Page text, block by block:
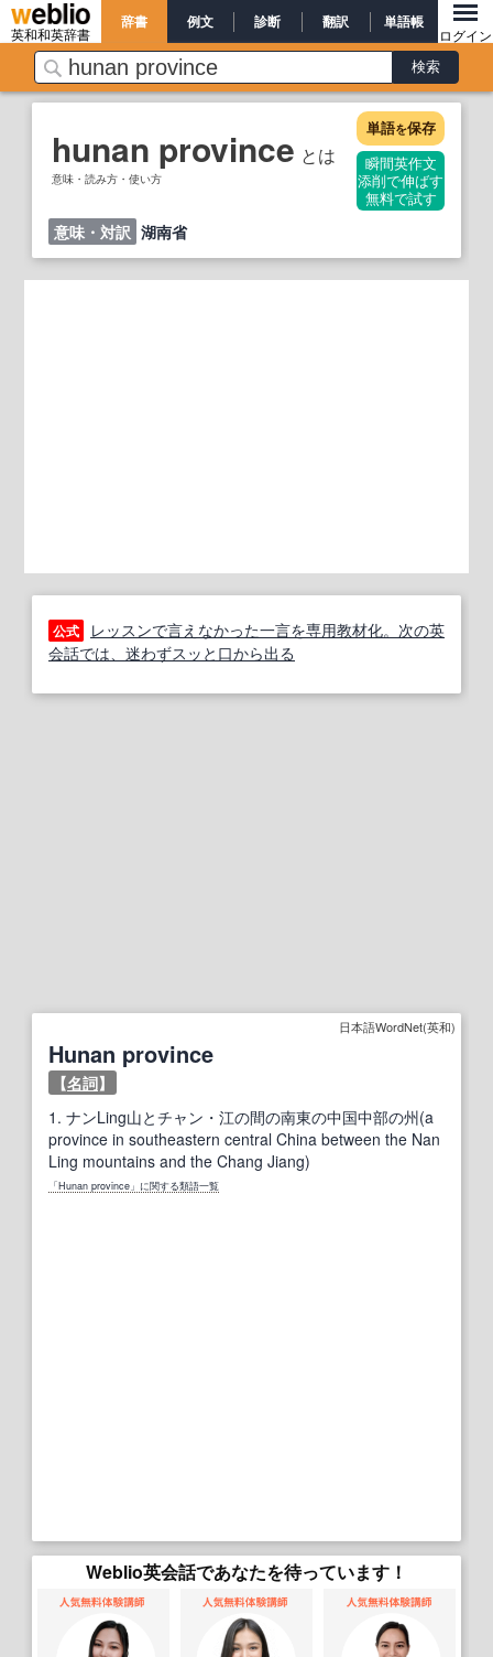
英和和英辞書
辞書 例文 診断 翻訳 単語帳
ログイン
hunan province とは
意味・読み方・使い方
単語を保存
瞬間英作文
添削で伸ばす
無料で試す
意味・対訳 湖南省
公式
レッスンで言えなかった一言を専用教材化。次の英
会話では、迷わずスッと口から出る
日本語WordNet(英和)
Hunan province
【名詞】
1. ナンLing山とチャン・江の間の南東の中国中部の州(a
province in southeastern central China between the Nan
Ling mountains and the Chang Jiang)
「Hunan province」に関する類語一覧
Weblio英会話であなたを待っています！